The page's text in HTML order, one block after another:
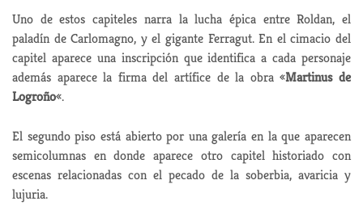
Uno de estos capiteles narra la lucha épica entre Roldan, el
paladín de Carlomagno, y el gigante Ferragut. En el cimacio del
capitel aparece una inscripción que identifica a cada personaje
además aparece la firma del artífice de la obra «Martinus de
Logroño«.
El segundo piso está abierto por una galería en la que aparecen
semicolumnas en donde aparece otro capitel historiado con
escenas relacionadas con el pecado de la soberbia, avaricia y
lujuria.